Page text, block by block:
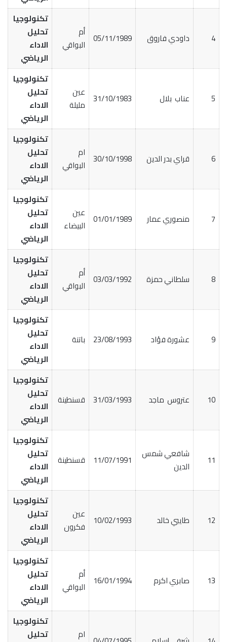
4 داودي فاروق 05/11/1989 أم
البواقي
تكنولوجيا
تحليل
الاداء
الرياضي
5 عناب بلال 31/10/1983 عين
مليلة
تكنولوجيا
تحليل
الاداء
الرياضي
6 قراي بدر الدين 30/10/1998 ام
البواقي
تكنولوجيا
تحليل
الاداء
الرياضي
7 منصوري عمار 01/01/1989 عين
البيضاء
تكنولوجيا
تحليل
الاداء
الرياضي
8 سلطاني حمزة 03/03/1992 أم
البواقي
تكنولوجيا
تحليل
الاداء
الرياضي
9 عشورة فؤاد 23/08/1993 باتنة
تكنولوجيا
تحليل
الاداء
الرياضي
10 عتروس ماجد 31/03/1993 قسنطينة
تكنولوجيا
تحليل
الاداء
الرياضي
11
شافعي شمس
الدين
11/07/1991 قسنطينة
تكنولوجيا
تحليل
الاداء
الرياضي
12 طايبي خالد 10/02/1993
عين
فكرون
تكنولوجيا
تحليل
الاداء
الرياضي
13 صابري اكرم 16/01/1994
أم
البواقي
تكنولوجيا
تحليل
الاداء
الرياضي
ام
تكنولوجيا
تحليل